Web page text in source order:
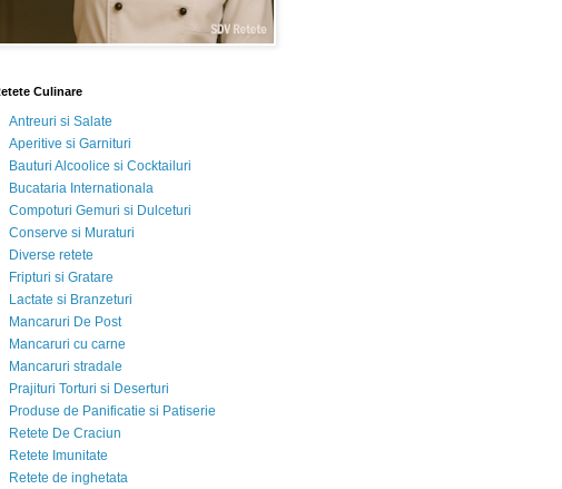
Culinare
Antreuri si Salate
Aperitive si Garnituri
Bauturi Alcoolice si Cocktailuri
Bucataria Internationala
Compoturi Gemuri si Dulceturi
Conserve si Muraturi
Diverse retete
Fripturi si Gratare
Lactate si Branzeturi
Mancaruri De Post
Mancaruri cu carne
Mancaruri stradale
Prajituri Torturi si Deserturi
Produse de Panificatie si Patiserie
Retete De Craciun
Retete Imunitate
Retete de inghetata